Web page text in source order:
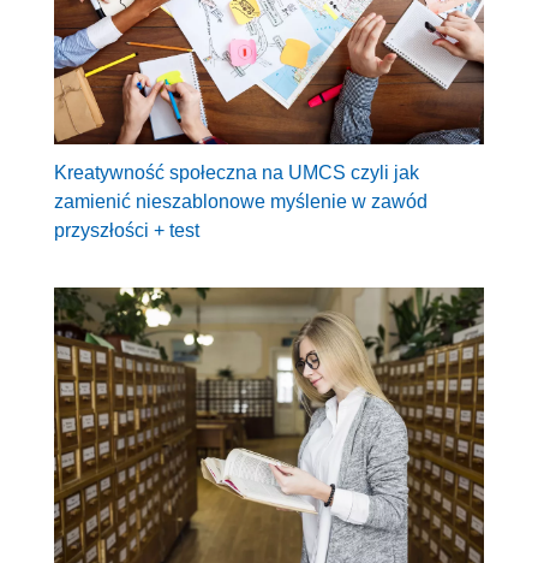
Kreatywność społeczna na UMCS czyli jak
zamienić nieszablonowe myślenie w zawód
przyszłości + test